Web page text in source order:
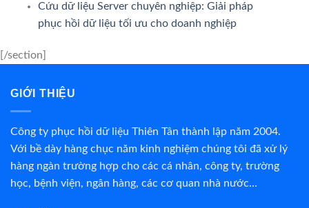
Cứu dữ liệu Server chuyên nghiệp: Giải pháp
phục hồi dữ liệu tối ưu cho doanh nghiệp
[/section]
GIỚI THIỆU
Công ty phục hồi dữ liệu Thiên Tân thành lập năm 2004.
Với bề dày hàng chục năm kinh nghiệm chúng tôi đã xử lý
hàng ngàn trường hợp cho các cá nhân, công ty, trường
học, bệnh viện, ngân hàng, các cơ quan nhà nước…